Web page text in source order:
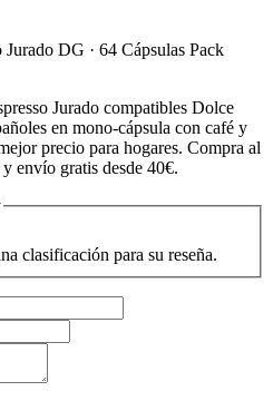
DG · 64 Cápsulas Pack
Jurado compatibles Dolce
en mono-cápsula con café y
precio para hogares. Compra al
envío gratis desde 40€.
clasificación para su reseña.